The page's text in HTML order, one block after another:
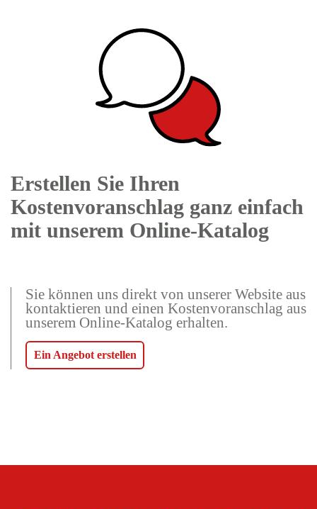
Erstellen Sie Ihren
Kostenvoranschlag ganz einfach
mit unserem Online-Katalog
Sie können uns direkt von unserer Website aus
kontaktieren und einen Kostenvoranschlag aus
unserem Online-Katalog erhalten.
Ein Angebot erstellen